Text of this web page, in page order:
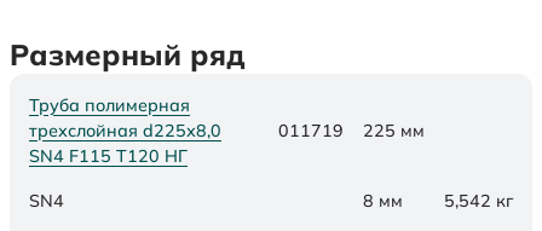
Размерный ряд
Труба полимерная
трехслойная d225х8,0
SN4 F115 Т120 НГ
011719 225 мм
SN4 8 мм 5,542 кг